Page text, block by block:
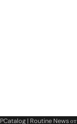
PCatalog | Routine News от